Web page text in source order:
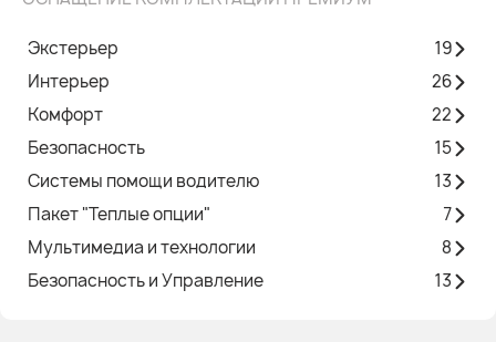
Экстерьер
19
Интерьер
26
Комфорт
22
Безопасность
15
Системы помощи водителю
13
Пакет "Теплые опции"
7
Мультимедиа и технологии
8
Безопасность и Управление
13